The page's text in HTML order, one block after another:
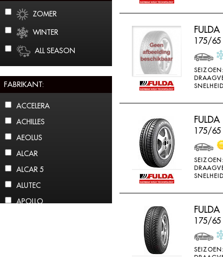
ZOMER
WINTER
ALL SEASON
FABRIKANT:
ACCELERA
ACHILLES
AEOLUS
ALCAR
ALCAR 5
ALUTEC
APOLLO
175/65
175/65
175/65